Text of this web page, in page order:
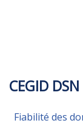
CEGID
Fiabilité des